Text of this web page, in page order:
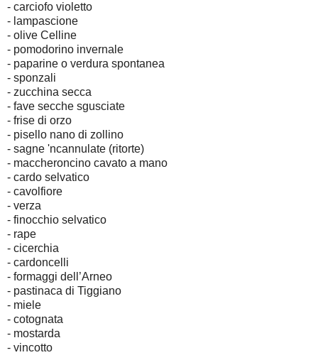
- carciofo violetto
- lampascione
- olive Celline
- pomodorino invernale
- paparine o verdura spontanea
- sponzali
- zucchina secca
- fave secche sgusciate
- frise di orzo
- pisello nano di zollino
- sagne 'ncannulate (ritorte)
- maccheroncino cavato a mano
- cardo selvatico
- cavolfiore
- verza
- finocchio selvatico
- rape
- cicerchia
- cardoncelli
- formaggi dell’Arneo
- pastinaca di Tiggiano
- miele
- cotognata
- mostarda
- vincotto